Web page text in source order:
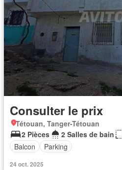
Consulter le prix
Tétouan, Tanger-Tétouan
2 Pièces
2 Salles de bain
Balcon
Parking
24 oct. 2025